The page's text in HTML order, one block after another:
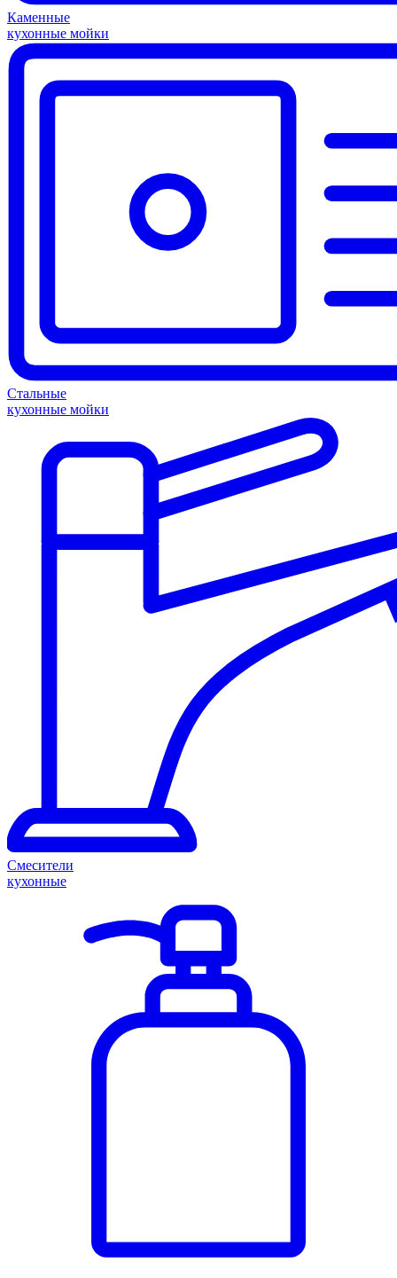
Каменные
кухонные мойки
Стальные
кухонные мойки
Смесители
кухонные